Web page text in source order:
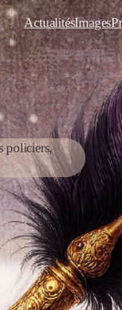
ActualitésImages
policiers,